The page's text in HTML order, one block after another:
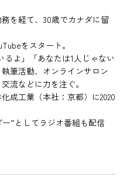
を経て、30歳でカナダに留
をスタート。
るよ」「あなたは1人じゃない
筆活動、オンラインサロン
流などに力を注ぐ。
成工業（本社：京都）に2020
ー”としてラジオ番組も配信